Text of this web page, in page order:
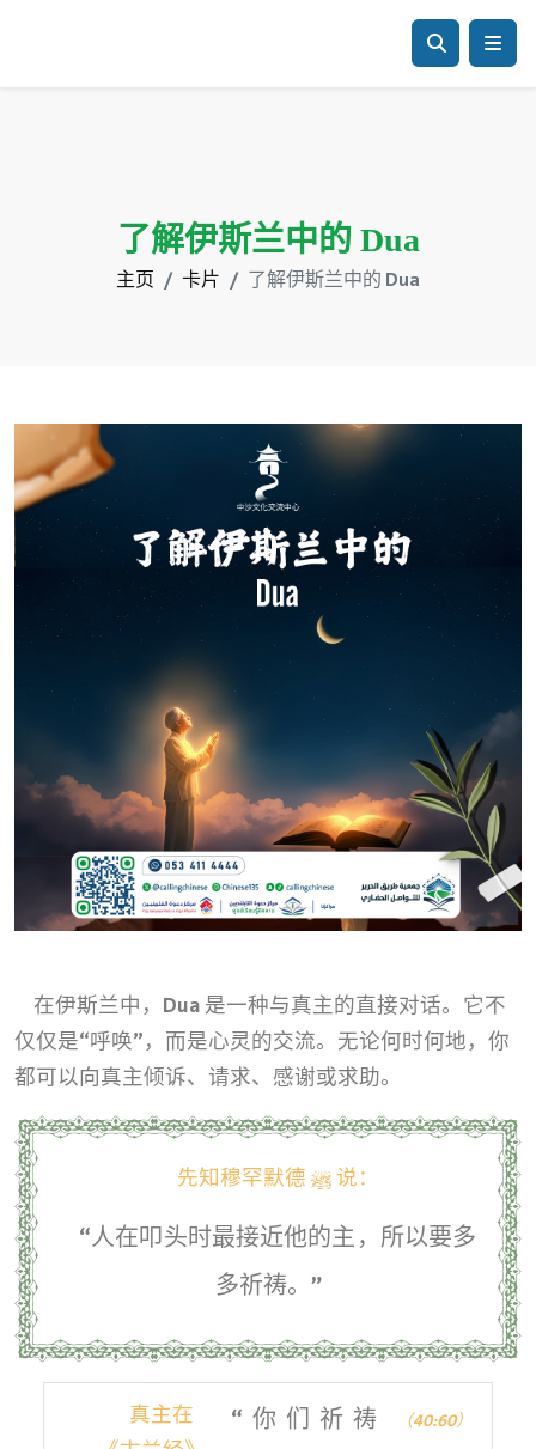
了解伊斯兰中的 Dua
主页 卡片 了解伊斯兰中的 Dua
在伊斯兰中，Dua 是一种与真主的直接对话。它不
仅仅是“呼唤”，而是心灵的交流。无论何时何地，你
都可以向真主倾诉、请求、感谢或求助。
先知穆罕默德 ﷺ 说：
“人在叩头时最接近他的主，所以要多
多祈祷。”
真主在
“你们祈祷
（40:60）